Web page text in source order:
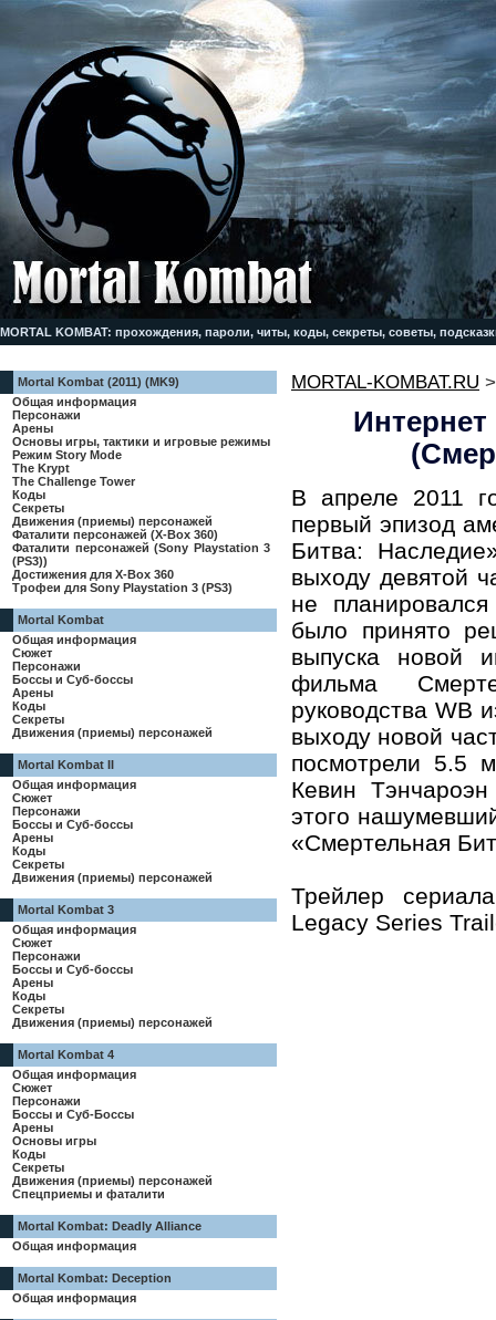
MORTAL KOMBAT: прохождения, пароли, читы, коды, секреты, советы,
Mortal Kombat (2011) (MK9)
Общая информация
Персонажи
Арены
Основы игры, тактики и игровые режимы
Режим Story Mode
The Krypt
The Challenge Tower
Коды
Секреты
Движения (приемы) персонажей
Фаталити персонажей (X-Box 360)
Фаталити персонажей (Sony Playstation 3
(PS3))
Достижения для X-Box 360
Трофеи для Sony Playstation 3 (PS3)
Mortal Kombat
Общая информация
Сюжет
Персонажи
Боссы и Суб-боссы
Арены
Коды
Секреты
Движения (приемы) персонажей
Mortal Kombat II
Общая информация
Сюжет
Персонажи
Боссы и Суб-боссы
Арены
Коды
Секреты
Движения (приемы) персонажей
Mortal Kombat 3
Общая информация
Сюжет
Персонажи
Боссы и Суб-боссы
Арены
Коды
Секреты
Движения (приемы) персонажей
Mortal Kombat 4
Общая информация
Сюжет
Персонажи
Боссы и Суб-Боссы
Арены
Основы игры
Коды
Секреты
Движения (приемы) персонажей
Спецприемы и фаталити
Mortal Kombat: Deadly Alliance
Общая информация
Mortal Kombat: Deception
Общая информация
MORTAL-KOMBAT.RU
В апреле 2011
первый эпизод
Битва:
выходу девятой
не
было принято
выпуска новой
фильма
руководства WB
выходу новой
посмотрели 5.5
Кевин
этого
«Смертельная
Трейлер
Legacy Series